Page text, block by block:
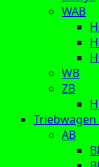
WAB
WB
ZB
AB